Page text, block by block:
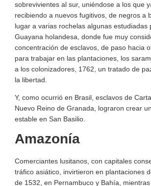
sobrevivientes al sur, uniéndose a los que
recibiendo a nuevos fugitivos, de negros a
lugar a varias rochelas algunas estudiadas
Guayana holandesa, donde fue muy
concentración de esclavos, de paso hacia
para trabajar en las plantaciones, los
a los colonizadores, 1762, un tratado de
la libertad.
Y, como ocurrió en Brasil, esclavos de
Nuevo Reino de Granada, lograron crear
estable en San Basilio.
Amazonía
Comerciantes lusitanos, con capitales
tráfico asiático, invirtieron en plantaciones
de 1532, en Pernambuco y Bahía,